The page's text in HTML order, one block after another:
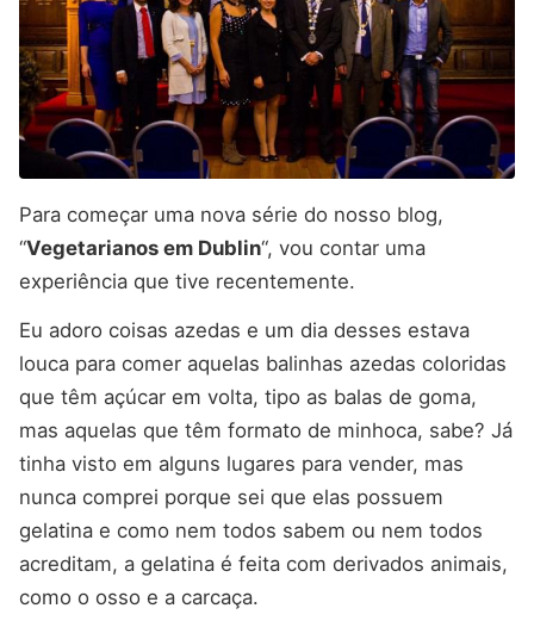
Para começar uma nova série do nosso blog,
“Vegetarianos em Dublin“, vou contar uma
experiência que tive recentemente.
Eu adoro coisas azedas e um dia desses estava
louca para comer aquelas balinhas azedas coloridas
que têm açúcar em volta, tipo as balas de goma,
mas aquelas que têm formato de minhoca, sabe? Já
tinha visto em alguns lugares para vender, mas
nunca comprei porque sei que elas possuem
gelatina e como nem todos sabem ou nem todos
acreditam, a gelatina é feita com derivados animais,
como o osso e a carcaça.